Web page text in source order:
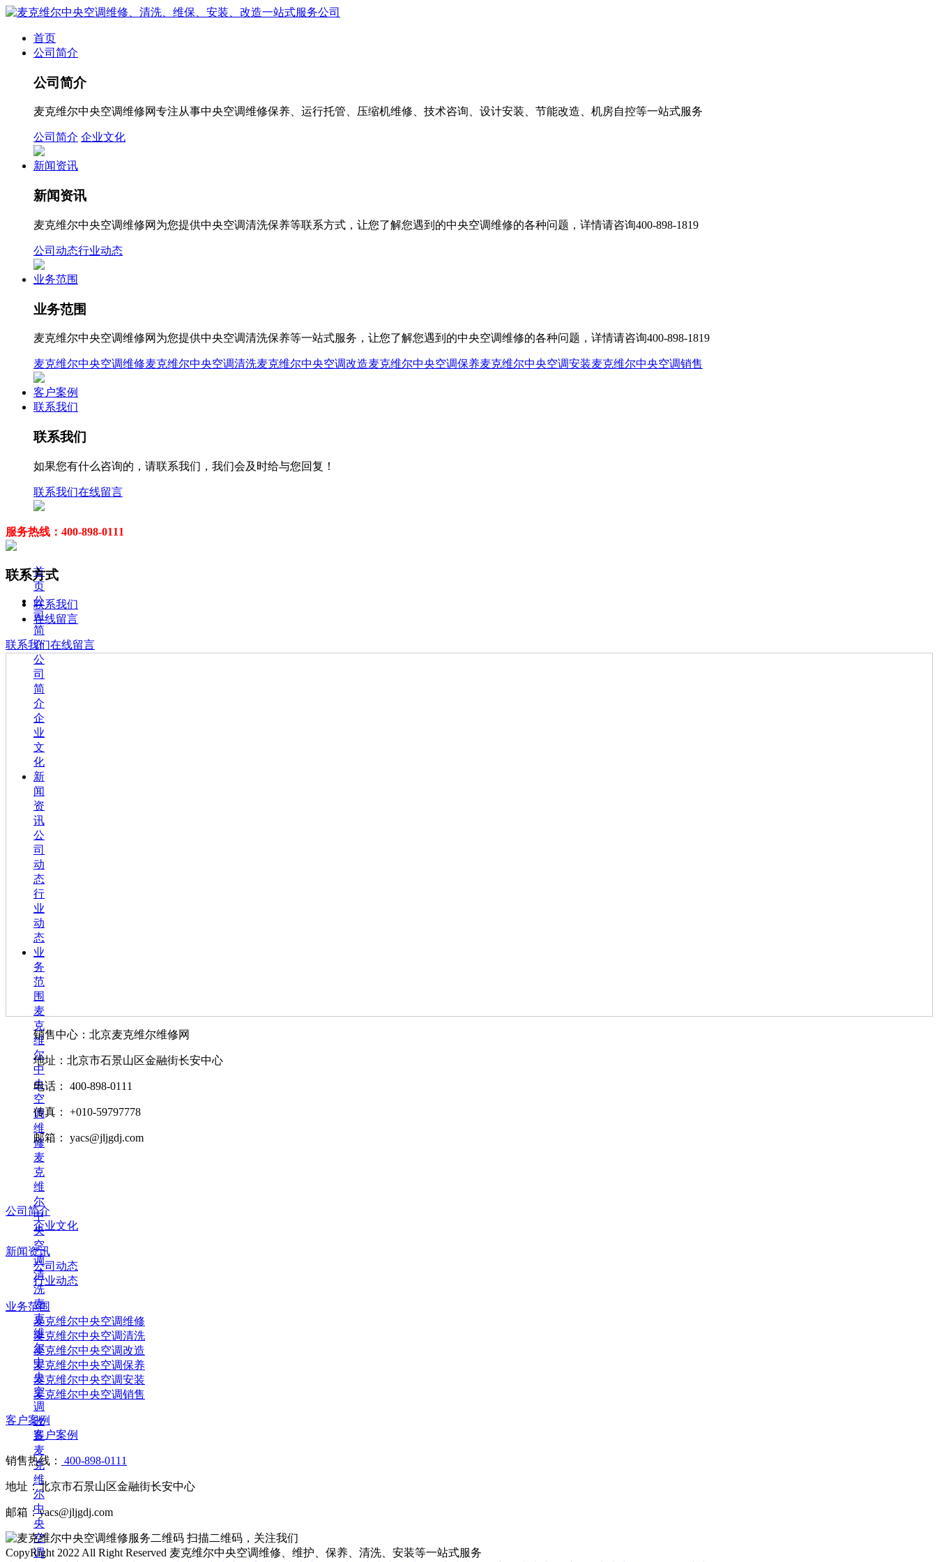
首页
公司简介
公司简介
麦克维尔中央空调维修网专注从事中央空调维修保养、运行托管、压缩机维修、技术咨询、设计安装、节能改造、机房自控等一站式服务
公司简介 企业文化
新闻资讯
新闻资讯
麦克维尔中央空调维修网为您提供中央空调清洗保养等联系方式，让您了解您遇到的中央空调维修的各种问题，详情请咨询400-898-1819
公司动态行业动态
业务范围
业务范围
麦克维尔中央空调维修网为您提供中央空调清洗保养等一站式服务，让您了解您遇到的中央空调维修的各种问题，详情请咨询400-898-1819
麦克维尔中央空调维修麦克维尔中央空调清洗麦克维尔中央空调改造麦克维尔中央空调保养麦克维尔中央空调安装麦克维尔中央空调销售
客户案例
联系我们
联系我们
如果您有什么咨询的，请联系我们，我们会及时给与您回复！
联系我们在线留言
服务热线：400-898-0111
首
页
公
司
简
介
公
司
简
介
企
业
文
化
新
闻
资
讯
公
司
动
态
行
业
动
态
业
务
范
围
麦
克
维
尔
中
央
空
调
维
修
麦
克
维
尔
中
央
空
调
清
洗
麦
克
维
尔
中
央
空
调
改
造
麦
克
维
尔
中
央
空
调
联系方式
联系我们
在线留言
联系我们在线留言
销售中心：北京麦克维尔维修网
地址：北京市石景山区金融街长安中心
电话： 400-898-0111
传真： +010-59797778
邮箱： yacs@jljgdj.com
公司简介
企业文化
新闻资讯
公司动态
行业动态
业务范围
麦克维尔中央空调维修
麦克维尔中央空调清洗
麦克维尔中央空调改造
麦克维尔中央空调保养
麦克维尔中央空调安装
麦克维尔中央空调销售
客户案例
客户案例
销售热线： 400-898-0111
地址：北京市石景山区金融街长安中心
邮箱：yacs@jljgdj.com
扫描二维码，关注我们
CopyRight 2022 All Right Reserved 麦克维尔中央空调维修、维护、保养、清洗、安装等一站式服务